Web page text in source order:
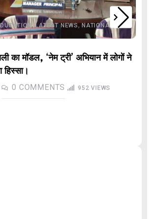
,LATEST NEWS,NATIONAL
का मॉडल, ‘नेम ट्री’ अभियान में लोगों ने
0 COMMENTS 952 VIEWS